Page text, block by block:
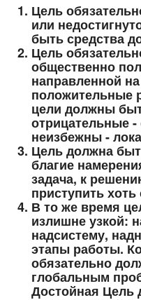
Цель
или
быть средства
Цель
общественно
направленной
положительные
цели должны
отрицательные
неизбежны -
Цель должна
благие
задача, к
приступить хоть
В то же время
излишне узкой:
надсистему,
этапы работы.
обязательно
глобальным
Достойная Цель